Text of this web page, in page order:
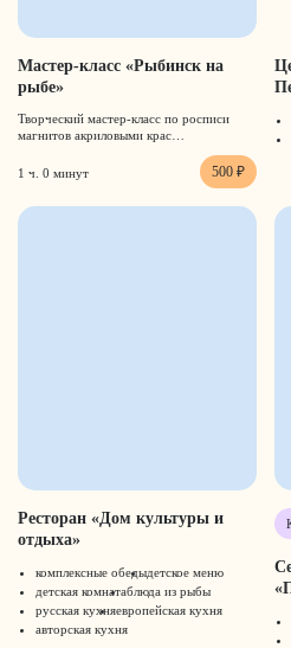
Мастер-класс «Рыбинск на
рыбе»
Творческий мастер-класс по росписи
магнитов акриловыми крас…
1 ч. 0 минут 500 ₽
Ресторан «Дом культуры и
отдыха»
комплексные обедыдетское меню
детская комнатаблюда из рыбы
русская кухняевропейская кухня
авторская кухня